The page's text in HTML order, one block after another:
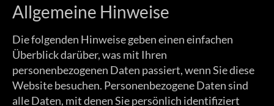
Allgemeine Hinweise
Die folgenden Hinweise geben einen einfachen
Überblick darüber, was mit Ihren
personenbezogenen Daten passiert, wenn Sie diese
Website besuchen. Personenbezogene Daten sind
alle Daten, mit denen Sie persönlich identifiziert